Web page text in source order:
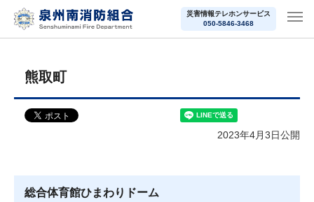
災害情報テレホンサービス
050-5846-3468
熊取町
2023年4月3日公開
総合体育館ひまわりドーム